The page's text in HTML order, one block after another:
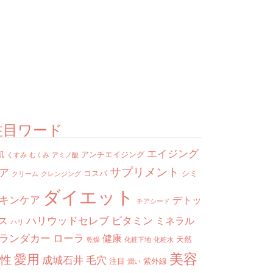
ワード
くすみ むくみ アミノ酸 アンチエイジング エイジング
クリーム クレンジング コスパ サプリメント シミ
ンケア ダイエット チアシード デトッ
ハリ ハリウッドセレブ ビタミン ミネラル
ンダカー ローラ 乾燥 健康 化粧下地 化粧水 天然
愛用 成城石井毛穴 注目 潤い 紫外線 美容